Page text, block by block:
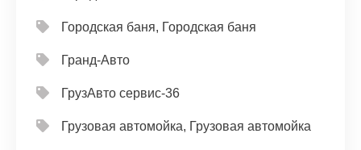
Городская баня, Городская баня
Гранд-Авто
ГрузАвто сервис-36
Грузовая автомойка, Грузовая автомойка